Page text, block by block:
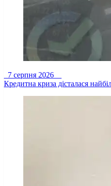
7 серпня 2026
Кредитна криза дісталася